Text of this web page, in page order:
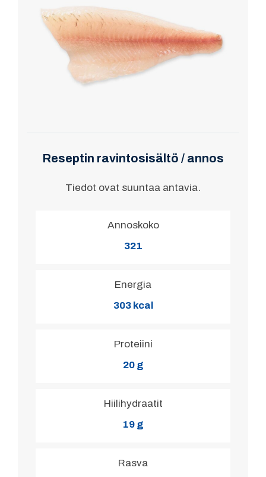
Reseptin ravintosisältö / annos
Tiedot ovat suuntaa antavia.
Annoskoko
321
Energia
303 kcal
Proteiini
20 g
Hiilihydraatit
19 g
Rasva